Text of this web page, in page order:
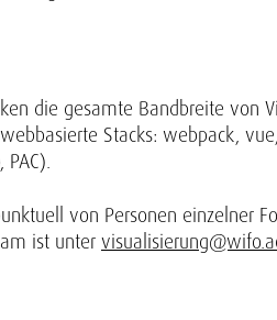
die gesamte Bandbreite von
Stacks: webpack,
von Personen einzelner
ist unter